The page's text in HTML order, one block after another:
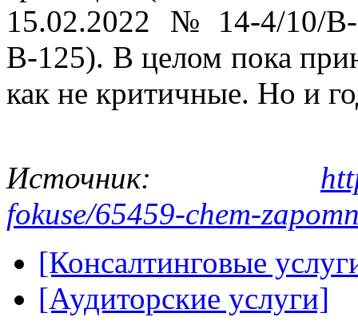
15.02.2022 № 14-4/10/
В-125). В целом пока
как не критичные. Но и
Источник:
fokuse/65459-chem-
[Консалтинговые
[Аудиторские услуги]